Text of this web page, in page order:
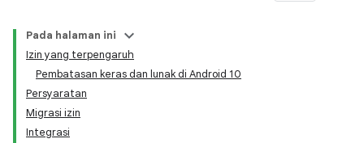
Pada halaman ini
Izin yang terpengaruh
Pembatasan keras dan lunak di Android 10
Persyaratan
Migrasi izin
Integrasi